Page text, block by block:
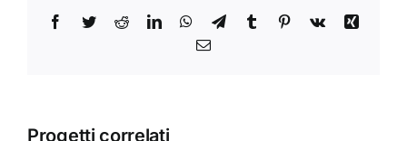
Facebook
TwitterRedditLinkedInWhatsApp
TelegramTumblr Pinterest
Vk
Xing
Email
Progetti correlati